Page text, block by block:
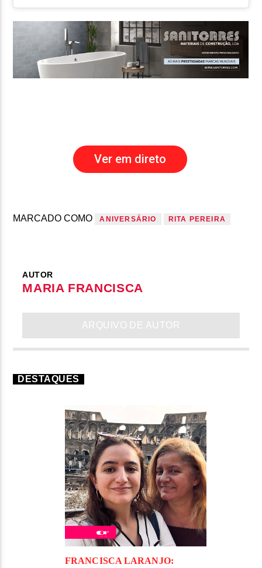
Ver em direto
MARCADO COMO ANIVERSÁRIO RITA PEREIRA
AUTOR
MARIA FRANCISCA
ARQUIVO DE AUTOR
DESTAQUES
FRANCISCA LARANJO: